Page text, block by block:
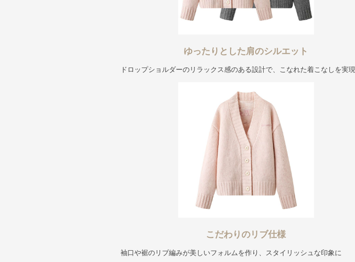
ゆったりとした肩のシルエット
ドロップショルダーのリラックス感のある設計で、こなれた着こなしを実現
こだわりのリブ仕様
袖口や裾のリブ編みが美しいフォルムを作り、スタイリッシュな印象に